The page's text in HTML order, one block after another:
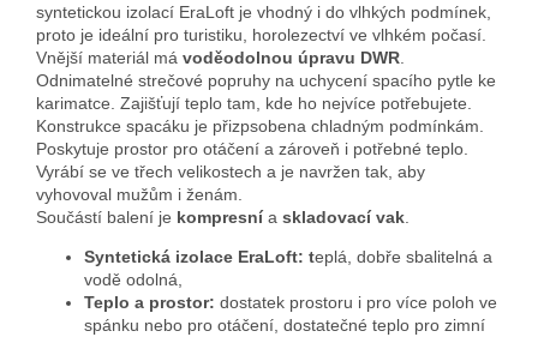
syntetickou izolací EraLoft je vhodný i do vlhkých podmínek,
proto je ideální pro turistiku, horolezectví ve vlhkém počasí.
Vnější materiál má voděodolnou úpravu DWR
Odnimatelné strečové popruhy na uchycení spacího pytle ke
karimatce. Zajišťují teplo tam, kde ho nejvíce potřebujete.
Konstrukce spacáku je přizpsobena chladným podmínkám.
Poskytuje prostor pro otáčení a zároveň i potřebné teplo.
Vyrábí se ve třech velikostech a je navržen tak, aby
vyhovoval mužům i ženám.
Součástí balení je kompresnía skladovací vak
Syntetická izolace EraLoft: teplá, dobře sbalitelná a
vodě odolná,
Teplo a prostor: dostatek prostoru i pro více poloh ve
spánku nebo pro otáčení, dostatečné teplo pro zimní